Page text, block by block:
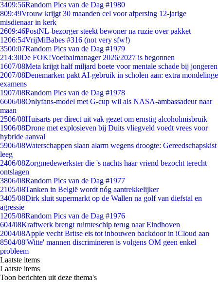
3409:56Random Pics van de Dag #1980
809:49Vrouw krijgt 30 maanden cel voor afpersing 12-jarige
misdienaar in kerk
2609:46PostNL-bezorger steekt bewoner na ruzie over pakket
1206:54VrijMiBabes #316 (not very sfw!)
3500:07Random Pics van de Dag #1979
214:30De FOK!Voetbalmanager 2026/2027 is begonnen
1607/08Meta krijgt half miljard boete voor mentale schade bij jongeren
2007/08Denemarken pakt AI-gebruik in scholen aan: extra mondelinge
examens
1907/08Random Pics van de Dag #1978
6606/08Onlyfans-model met G-cup wil als NASA-ambassadeur naar
maan
2506/08Huisarts per direct uit vak gezet om ernstig alcoholmisbruik
1906/08Drone met explosieven bij Duits vliegveld voedt vrees voor
hybride aanval
5906/08Waterschappen slaan alarm wegens droogte: Gereedschapskist
leeg
2406/08Zorgmedewerkster die 's nachts haar vriend bezocht terecht
ontslagen
3806/08Random Pics van de Dag #1977
2105/08Tanken in België wordt nóg aantrekkelijker
3405/08Dirk sluit supermarkt op de Wallen na golf van diefstal en
agressie
1205/08Random Pics van de Dag #1976
604/08Kraftwerk brengt ruimteschip terug naar Eindhoven
2004/08Apple vecht Britse eis tot inbouwen backdoor in iCloud aan
8504/08'Witte' mannen discrimineren is volgens OM geen enkel
probleem
Laatste items
Laatste items
Toon berichten uit deze thema's